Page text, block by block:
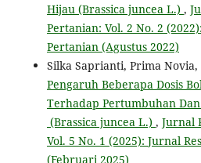
Hijau (Brassica juncea L.) ,
Pertanian: Vol. 2 No. 2
Pertanian (Agustus 2022)
Silka Saprianti, Prima
Pengaruh Beberapa Dosis
Terhadap Pertumbuhan
(Brassica juncea L.) , Jurnal
Vol. 5 No. 1 (2025): Jurnal
(Februari 2025)